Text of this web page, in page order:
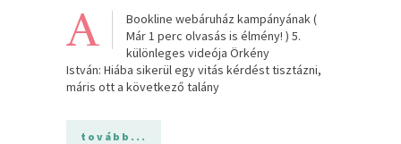
A
Bookline webáruház kampányának (
Már 1 perc olvasás is élmény! ) 5.
különleges videója Örkény
István: Hiába sikerül egy vitás kérdést tisztázni,
máris ott a következő talány
tovább...